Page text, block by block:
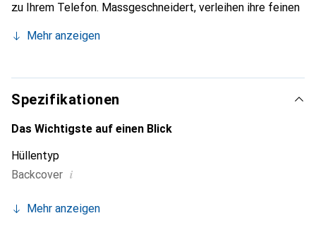
zu Ihrem Telefon. Massgeschneidert, verleihen ihre feinen
und unverzichtbaren Accessoire für Ihr Smartphone.
die Marke Noreve eine zuverlässige Wahl für eine
anspruchsvolle Klientel.
Mehr anzeigen
Spezifikationen
Das Wichtigste auf einen Blick
Hüllentyp
Backcover i
Mehr anzeigen